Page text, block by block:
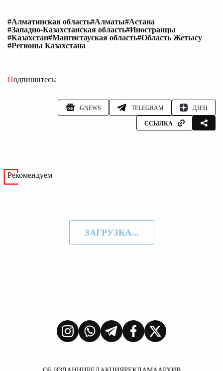
#Алматинская область#Алматы#Астана
#Западно-Казахстанская область#Иностранцы
#Казахстан#Мангистауская область#Область Жетысу
#Регионы Казахстана
Подпишитесь:
GNEWS TELEGRAM ДЗЕН
ССЫЛКА
Рекомендуем
ЗАГРУЗКА...